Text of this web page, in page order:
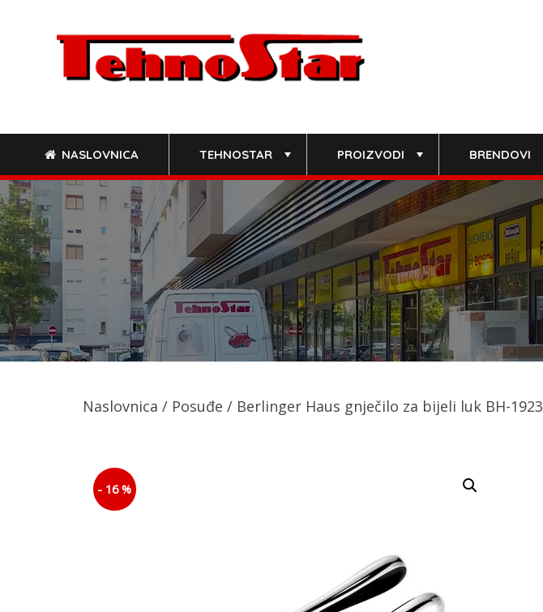
NASLOVNICA TEHNOSTAR PROIZVODI BRENDOVI
Naslovnica / Posuđe / Berlinger Haus gnječilo za bijeli luk BH-1923
- 16 %